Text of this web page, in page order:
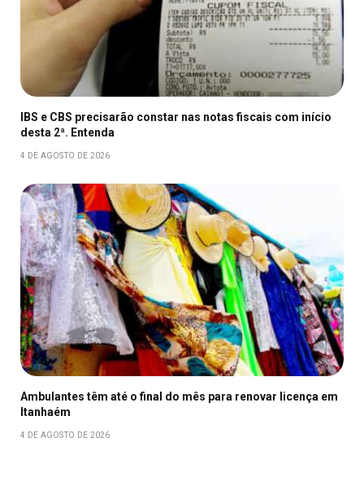
IBS e CBS precisarão constar nas notas fiscais com início
desta 2ª. Entenda
4 DE AGOSTO DE 2026
Ambulantes têm até o final do mês para renovar licença em
Itanhaém
4 DE AGOSTO DE 2026